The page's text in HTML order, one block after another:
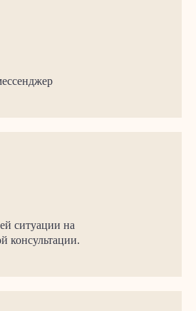
ситуации на
консультации.